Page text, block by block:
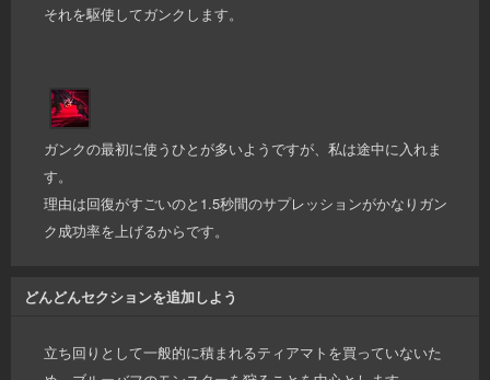
それを駆使してガンクします。
ガンクの最初に使うひとが多いようですが、私は途中に入れま
す。
理由は回復がすごいのと1.5秒間のサプレッションがかなりガン
ク成功率を上げるからです。
どんどんセクションを追加しよう
立ち回りとして一般的に積まれるティアマトを買っていないた